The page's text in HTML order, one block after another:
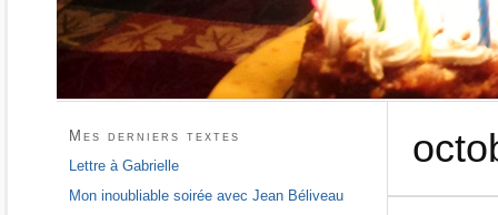
Mes derniers textes
Lettre à Gabrielle
Mon inoubliable soirée avec Jean Béliveau